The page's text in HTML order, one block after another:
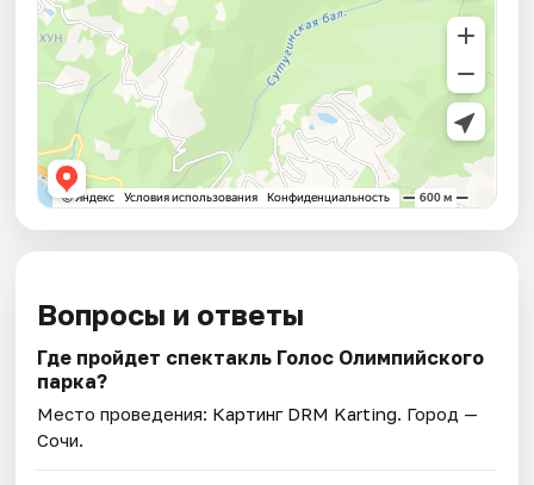
Вопросы и ответы
Где пройдет спектакль Голос Олимпийского
парка?
Место проведения: Картинг DRM Karting. Город —
Сочи.